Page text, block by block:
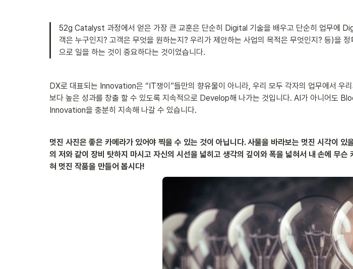
52g Catalyst 과정에서 얻은 가장 큰 교훈은 단순히 Digital 기술을 배우고 단순히 업무에
객은 누구인지? 고객은 무엇을 원하는지? 우리가 제안하는 사업의 목적은 무엇인지? 등)을
으로 일을 하는 것이 중요하다는 것이었습니다.
DX로 대표되는 Innovation은 “IT쟁이”들만의 향유물이 아니라, 우리 모두 각자의 업무에서
보다 높은 성과를 창출 할 수 있도록 지속적으로 Develop해 나가는 것입니다. AI가 아니어
Innovation을 충분히 지속해 나갈 수 있습니다.
멋진 사진은 좋은 카메라가 있어야 찍을 수 있는 것이 아닙니다. 사물을 바라보는 멋진 시각이
의 저와 같이 장비 탓하지 마시고 자신의 시선을 넓히고 생각의 깊이와 폭을 넓혀서 내 손에 무
혀 멋진 작품을 만들어 봅시다!